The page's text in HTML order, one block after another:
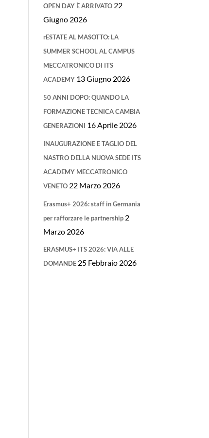
OPEN DAY È ARRIVATO 22
Giugno 2026
rESTATE AL MASOTTO: LA
SUMMER SCHOOL AL CAMPUS
MECCATRONICO DI ITS
ACADEMY 13 Giugno 2026
50 ANNI DOPO: QUANDO LA
FORMAZIONE TECNICA CAMBIA
GENERAZIONI 16 Aprile 2026
INAUGURAZIONE E TAGLIO DEL
NASTRO DELLA NUOVA SEDE ITS
ACADEMY MECCATRONICO
VENETO 22 Marzo 2026
Erasmus+ 2026: staff in Germania
per rafforzare le partnership 2
Marzo 2026
ERASMUS+ ITS 2026: VIA ALLE
DOMANDE 25 Febbraio 2026